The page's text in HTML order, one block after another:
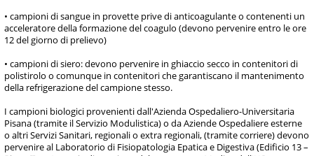
• campioni di sangue in provette prive di anticoagulante o contenenti un
acceleratore della formazione del coagulo (devono pervenire entro le ore
12 del giorno di prelievo)
• campioni di siero: devono pervenire in ghiaccio secco in contenitori di
polistirolo o comunque in contenitori che garantiscano il mantenimento
della refrigerazione del campione stesso.
I campioni biologici provenienti dall'Azienda Ospedaliero-Universitaria
Pisana (tramite il Servizio Modulistica) o da Aziende Ospedaliere esterne
o altri Servizi Sanitari, regionali o extra regionali, (tramite corriere) devono
pervenire al Laboratorio di Fisiopatologia Epatica e Digestiva (Edificio 13 –